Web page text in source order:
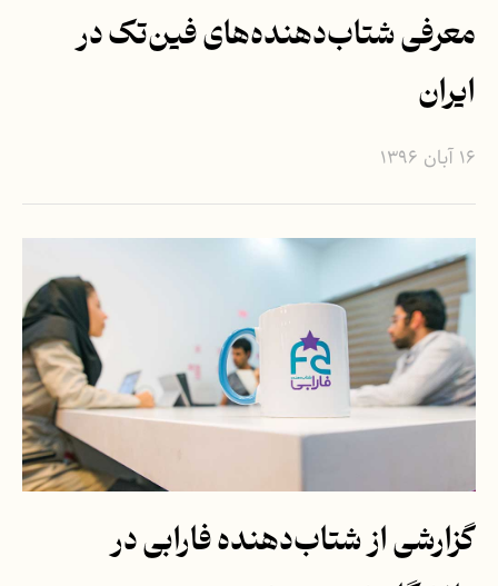
معرفی شتاب‌دهنده‌های فین‌تک در
ایران
۱۶ آبان ۱۳۹۶
گزارشی از شتاب‌دهنده فارابی در